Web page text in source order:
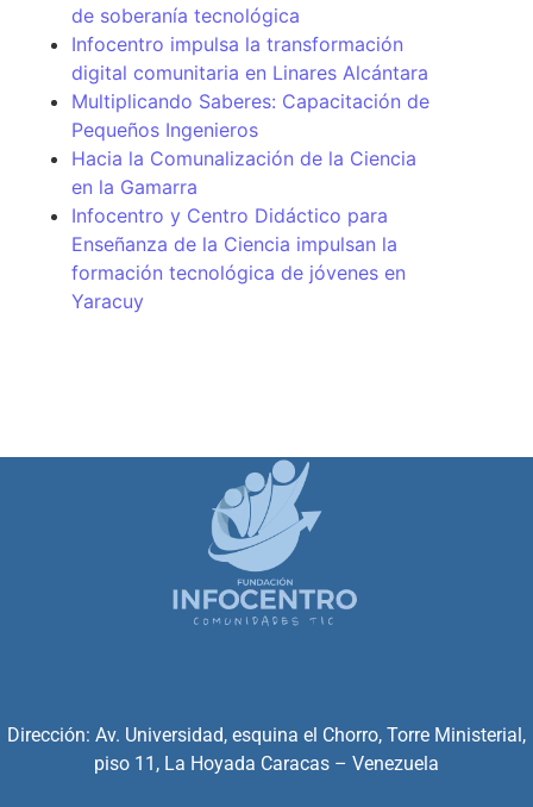
de soberanía tecnológica
Infocentro impulsa la transformación
digital comunitaria en Linares Alcántara
Multiplicando Saberes: Capacitación de
Pequeños Ingenieros
Hacia la Comunalización de la Ciencia
en la Gamarra
Infocentro y Centro Didáctico para
Enseñanza de la Ciencia impulsan la
formación tecnológica de jóvenes en
Yaracuy
Dirección: Av. Universidad, esquina el Chorro, Torre Ministerial,
piso 11, La Hoyada Caracas – Venezuela